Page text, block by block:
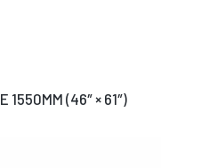
1550MM (46″ × 61″)